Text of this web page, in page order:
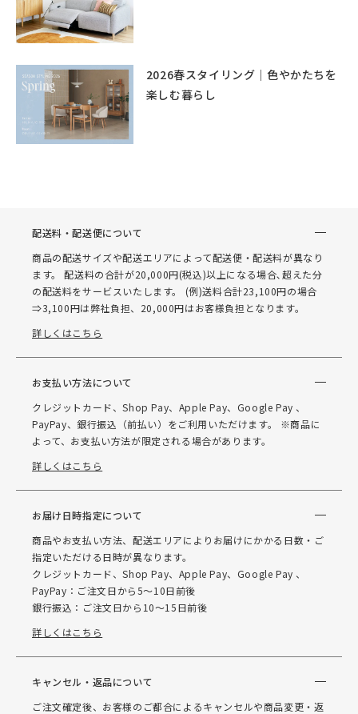
2026春スタイリング｜色やかたちを
楽しむ暮らし
配送料・配送便について
商品の配送サイズや配送エリアによって配送便・配送料が異なり
ます。 配送料の合計が20,000円(税込)以上になる場合､超えた分
の配送料をサービスいたします。 (例)送料合計23,100円の場合
⇒3,100円は弊社負担、20,000円はお客様負担となります。
詳しくはこちら
お支払い方法について
クレジットカード、Shop Pay、Apple Pay、Google Pay 、
PayPay、銀行振込（前払い）をご利用いただけます。 ※商品に
よって、お支払い方法が限定される場合があります。
詳しくはこちら
お届け日時指定について
商品やお支払い方法、配送エリアによりお届けにかかる日数・ご
指定いただける日時が異なります。
クレジットカード、Shop Pay、Apple Pay、Google Pay 、
PayPay：ご注文日から5～10日前後
銀行振込：ご注文日から10～15日前後
詳しくはこちら
キャンセル・返品について
ご注文確定後、お客様のご都合によるキャンセルや商品変更・返